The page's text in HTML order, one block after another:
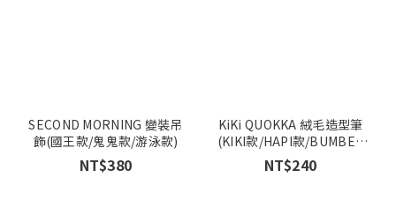
SECOND MORNING 變裝吊
飾(國王款/鬼鬼款/游泳款)
NT$380
KiKi QUOKKA 絨毛造型筆
(KIKI款/HAPI款/BUMBEE
款)
NT$240